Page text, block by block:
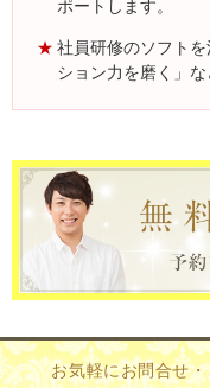
ポートします。
社員研修のソフト
ション力を磨く」な
お気軽にお問合せ